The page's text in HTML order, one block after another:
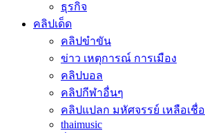
ธุรกิจ
คลิปเด็ด
คลิปขำขัน
ข่าว เหตุการณ์ การเมือง
คลิปบอล
คลิปกีฬาอื่นๆ
คลิปแปลก มหัศจรรย์ เหลือเชื่อ
thaimusic